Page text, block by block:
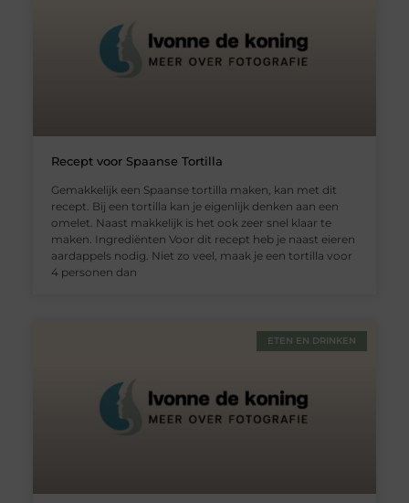
Recept voor Spaanse Tortilla
Gemakkelijk een Spaanse tortilla maken, kan met dit
recept. Bij een tortilla kan je eigenlijk denken aan een
omelet. Naast makkelijk is het ook zeer snel klaar te
maken. Ingrediënten Voor dit recept heb je naast eieren
aardappels nodig. Niet zo veel, maak je een tortilla voor
4 personen dan
ETEN EN DRINKEN